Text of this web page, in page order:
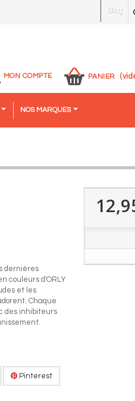
Blog
MON COMPTE PANIER
NOS MARQUES
dernières
couleurs d'ORLY
et les
Chaque
des inhibiteurs
Pinterest